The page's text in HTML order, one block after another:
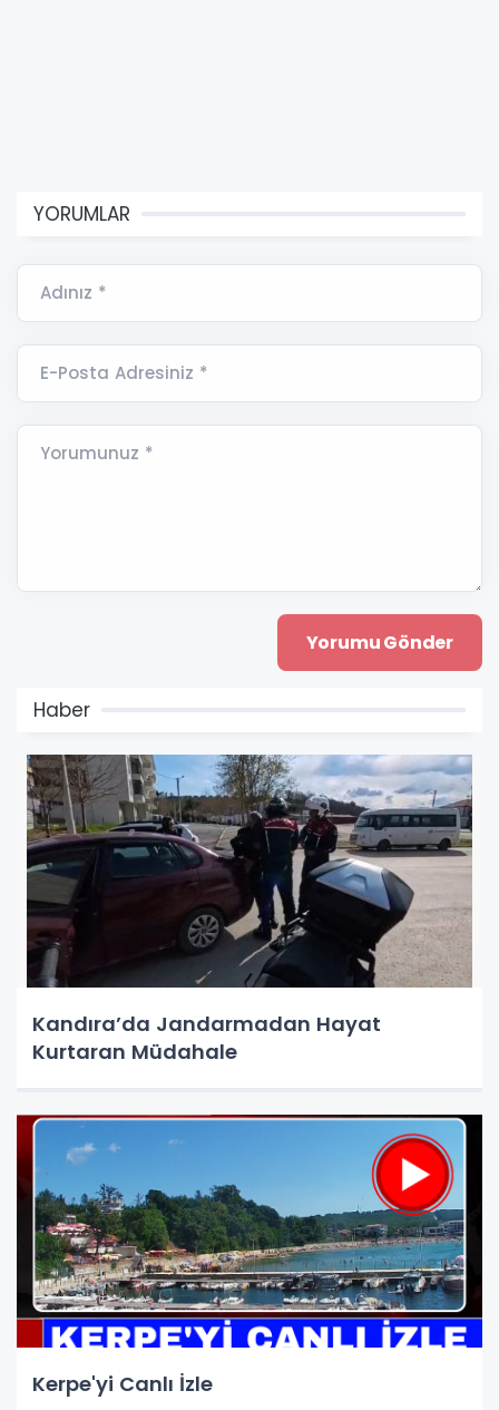
YORUMLAR
Adınız *
E-Posta Adresiniz *
Yorumunuz *
Haber
Kandıra’da Jandarmadan Hayat
Kurtaran Müdahale
Kerpe'yi Canlı İzle